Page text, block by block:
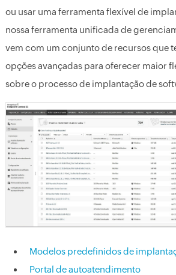
ou usar uma ferramenta flexível de
nossa ferramenta unificada de
vem com um conjunto de recursos que
opções avançadas para oferecer maior
sobre o processo de implantação de
Modelos predefinidos de
Portal de autoatendimento